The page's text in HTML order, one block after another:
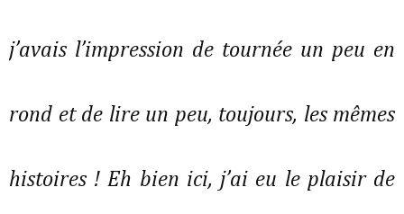
j’avais l’impression de tournée un peu en
rond et de lire un peu, toujours, les mêmes
histoires ! Eh bien ici, j’ai eu le plaisir de